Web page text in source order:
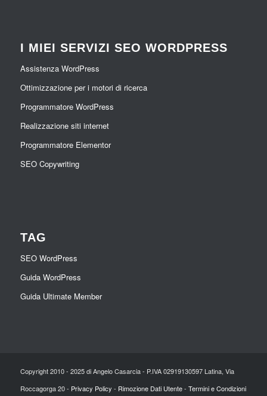
I MIEI SERVIZI SEO WORDPRESS
Assistenza WordPress
Ottimizzazione per i motori di ricerca
Programmatore WordPress
Realizzazione siti internet
Programmatore Elementor
SEO Copywriting
TAG
SEO WordPress
Guida WordPress
Guida Ultimate Member
Copyright 2010 - 2025 di Angelo Casarcia - P.IVA 02919130597 Latina, Via
Roccagorga 20 - Privacy Policy - Rimozione Dati Utente- Termini e Condizioni